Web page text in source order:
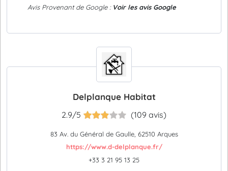
Avis Provenant de Google : Voir les avis Google
Delplanque Habitat
2.9/5 (109 avis)
83 Av. du Général de Gaulle, 62510 Arques
https://www.d-delplanque.fr/
+33 3 21 95 13 25